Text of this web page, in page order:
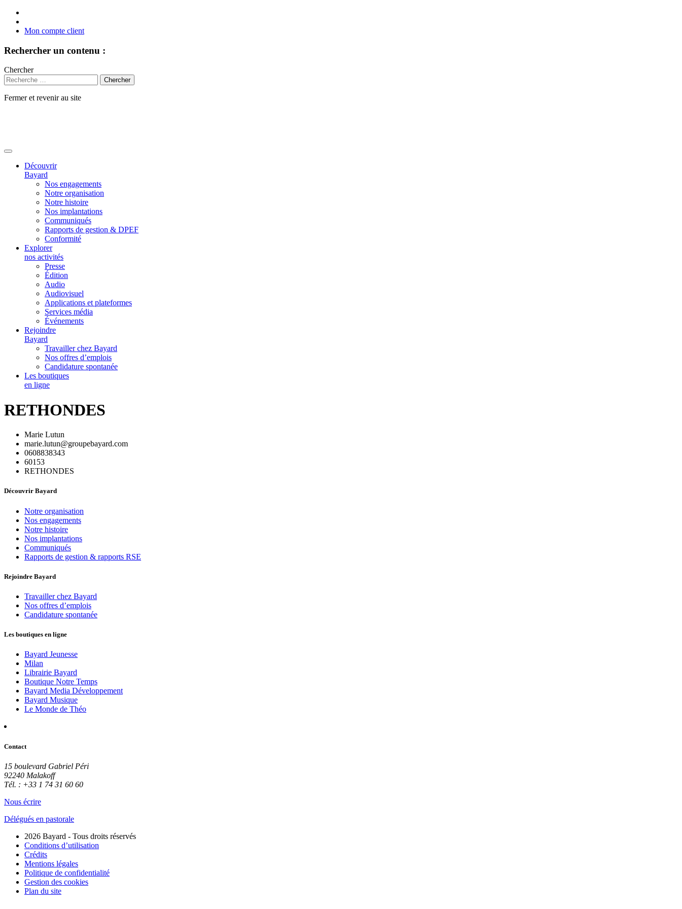
Mon compte client
Rechercher un contenu :
Chercher
Fermer et revenir au site
Découvrir
Bayard
Nos engagements
Notre organisation
Notre histoire
Nos implantations
Communiqués
Rapports de gestion & DPEF
Conformité
Explorer
nos activités
Presse
Édition
Audio
Audiovisuel
Applications et plateformes
Services média
Événements
Rejoindre
Bayard
Travailler chez Bayard
Nos offres d’emplois
Candidature spontanée
Les boutiques
en ligne
RETHONDES
Marie Lutun
marie.lutun@groupebayard.com
0608838343
60153
RETHONDES
Découvrir Bayard
Notre organisation
Nos engagements
Notre histoire
Nos implantations
Communiqués
Rapports de gestion & rapports RSE
Rejoindre Bayard
Travailler chez Bayard
Nos offres d’emplois
Candidature spontanée
Les boutiques en ligne
Bayard Jeunesse
Milan
Librairie Bayard
Boutique Notre Temps
Bayard Media Développement
Bayard Musique
Le Monde de Théo
Contact
15 boulevard Gabriel Péri
92240 Malakoff
Tél. : +33 1 74 31 60 60
Nous écrire
Délégués en pastorale
2026 Bayard - Tous droits réservés
Conditions d’utilisation
Crédits
Mentions légales
Politique de confidentialité
Gestion des cookies
Plan du site